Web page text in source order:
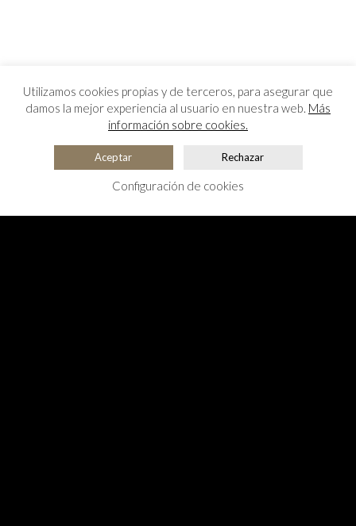
Utilizamos cookies propias y de terceros, para asegurar que
damos la mejor experiencia al usuario en nuestra web. Más
información sobre cookies.
Aceptar Rechazar
Configuración de cookies